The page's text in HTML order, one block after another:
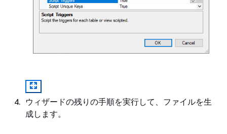
ウィザードの残りの手順を実行して、ファイルを生
成します。